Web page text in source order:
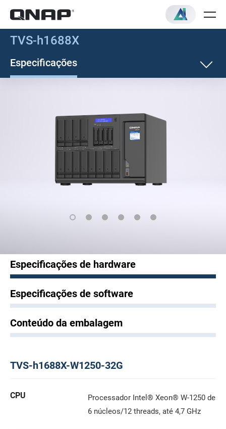
TVS-h1688X
Especificações
Especificações de hardware
Especificações de software
Conteúdo da embalagem
TVS-h1688X-W1250-32G
CPU
Processador Intel® Xeon® W-1250 de
6 núcleos/12 threads, até 4,7 GHz